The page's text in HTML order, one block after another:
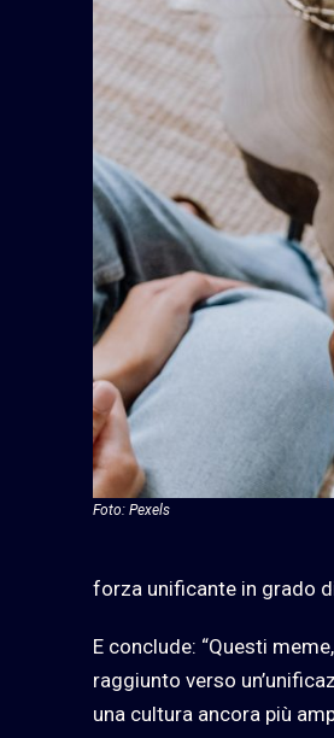
Foto: Pexels
forza unificante in grado
E conclude: “Questi
raggiunto verso
una cultura ancora più